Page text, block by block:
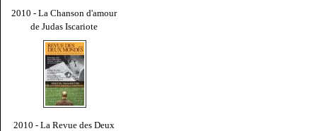
2010 - La Chanson d'amour
de Judas Iscariote
2010 - La Revue des Deux